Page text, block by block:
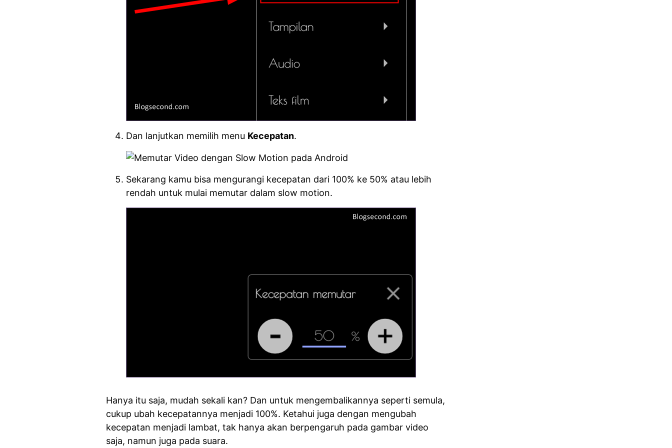
Dan lanjutkan memilih menu Kecepatan.
Sekarang kamu bisa mengurangi kecepatan dari 100% ke 50% atau lebih
rendah untuk mulai memutar dalam slow motion.
Hanya itu saja, mudah sekali kan? Dan untuk mengembalikannya seperti semula,
cukup ubah kecepatannya menjadi 100%. Ketahui juga dengan mengubah
kecepatan menjadi lambat, tak hanya akan berpengaruh pada gambar video
saja, namun juga pada suara.